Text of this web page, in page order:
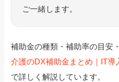
ご一緒します。
補助金の種類・補助率の目安
介護のDX補助金まとめ｜IT導
で詳しく解説しています。